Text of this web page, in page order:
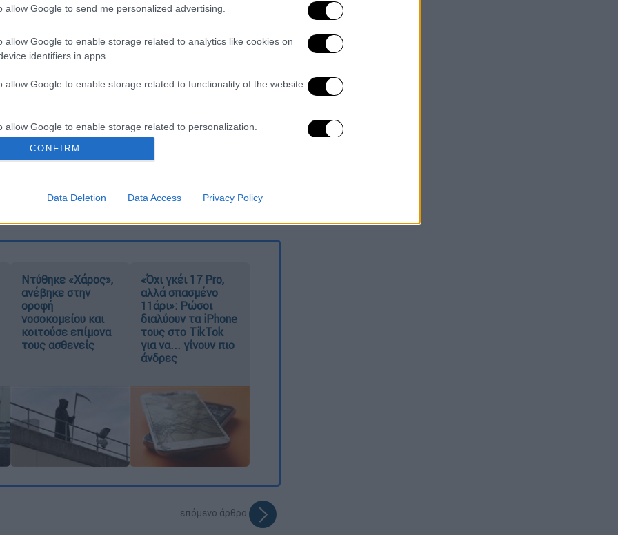
allow Google to send me personalized advertising.
allow Google to enable storage related to analytics like cookies on
identifiers in apps.
allow Google to enable storage related to functionality of the website
allow Google to enable storage related to personalization.
allow Google to enable storage related to security, including
functionality and fraud prevention, and other user protection.
CONFIRM
Data Deletion Data Access Privacy Policy
οι Χριστιανοδημοκράτες χάσουν την
πλέον μεγαλύτερες δυσκολίες να
φορά πρόεδρος του κόμματος στο
εκλογών στη Γερμανία δεν
ούτε και τους Σοσιαλδημοκράτες.
την κυριακάτικη Bild δείχνει ότι οι
ψήφου, ενώ οι Σοσιαλδημοκράτες
Πράσινους και την Εναλλακτική για
Ντύθηκε «Χάρος»,
ανέβηκε στην
οροφή
νοσοκομείου και
κοιτούσε επίμονα
τους ασθενείς
«Όχι γκέι 17 Pro,
αλλά σπασμένο
11άρι»: Ρώσοι
διαλύουν τα iPhone
τους στο TikTok
για να... γίνουν πιο
άνδρες
επόμενο άρθρο